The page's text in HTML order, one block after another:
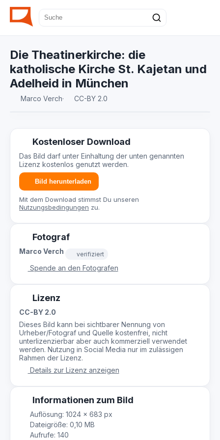
Die Theatinerkirche: die
katholische Kirche St. Kajetan und
Adelheid in München
Marco Verch· CC-BY 2.0
Kostenloser Download
Das Bild darf unter Einhaltung der unten genannten
Lizenz kostenlos genutzt werden.
Bild herunterladen
Mit dem Download stimmst Du unseren
Nutzungsbedingungen zu.
Fotograf
Marco Verch verifiziert
Spende an den Fotografen
Lizenz
CC-BY 2.0
Dieses Bild kann bei sichtbarer Nennung von
Urheber/Fotograf und Quelle kostenfrei, nicht
unterlizenzierbar aber auch kommerziell verwendet
werden. Nutzung in Social Media nur im zulässigen
Rahmen der Lizenz.
Details zur Lizenz anzeigen
Informationen zum Bild
Auflösung: 1024 × 683 px
Dateigröße: 0,10 MB
Aufrufe: 140